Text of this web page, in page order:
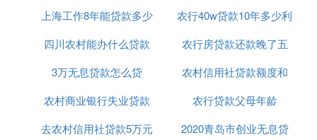
自愿申请→乡镇(社区)妇联组织推荐→区妇联初审→
区劳动和社会保障局审批→区担保公司复审并承诺担
保→区信用联社核贷。
1、贷款申报
由申请人向居住地所属乡镇(社区)妇联组织提出书面
申请，并填写《妇女小额担保贷款申请书》，经乡镇
(社区)妇联组织签注推荐意见后报区妇联审核，妇联
行贷款
上海工作8年能贷款多少
农行40w贷款10年多少利
息
四川农村能办什么贷款
买房
农行房贷款还款晚了五
天
3万无息贷款怎么贷
农村信用社贷款额度和
利息
农村商业银行失业贷款
利率
农行贷款父母年龄
去农村信用社贷款5万元
2020青岛市创业无息贷